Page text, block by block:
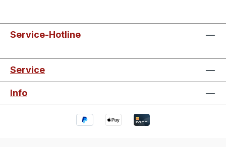
Service-Hotline
Service
Info